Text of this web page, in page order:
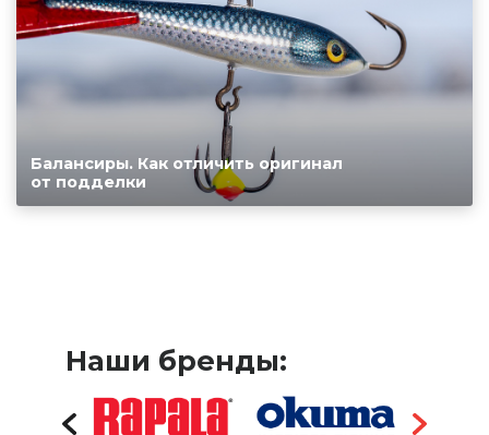
Балансиры. Как отличить оригинал
от подделки
Наши бренды: